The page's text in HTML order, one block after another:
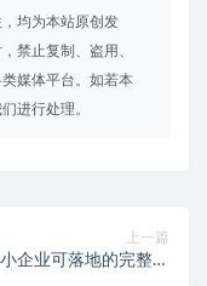
均为本站原创发
禁止复制、盗用、
媒体平台。如若本
进行处理。
上一篇
企业可落地的完整安